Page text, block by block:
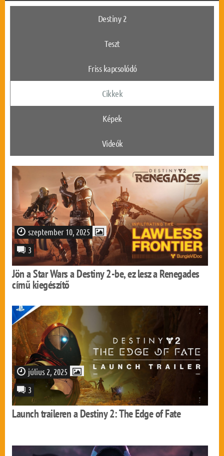
Destiny 2
Teszt
Friss kapcsolódó
Cikkek
Képek
Videók
szeptember 10, 2025
3
Jön a Star Wars a Destiny 2-be, ez lesz a Renegades
című kiegészítő
július 2, 2025
3
Launch traileren a Destiny 2: The Edge of Fate